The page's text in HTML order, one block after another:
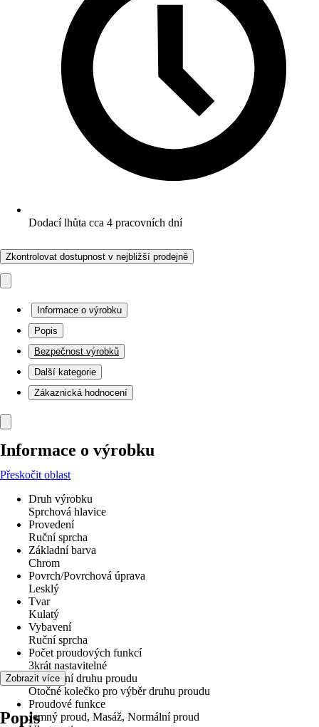
Dodací lhůta cca 4 pracovních dní
Zkontrolovat dostupnost v nejbližší prodejně
Informace o výrobku
Popis
Bezpečnost výrobků
Další kategorie
Zákaznická hodnocení
Informace o výrobku
Přeskočit oblast
Druh výrobku
Sprchová hlavice
Provedení
Ruční sprcha
Základní barva
Chrom
Povrch/Povrchová úprava
Lesklý
Tvar
Kulatý
Vybavení
Ruční sprcha
Počet proudových funkcí
3krát nastavitelné
Nastavení druhu proudu
Otočné kolečko pro výběr druhu proudu
Proudové funkce
Jemný proud, Masáž, Normální proud
Zobrazit více
Popis